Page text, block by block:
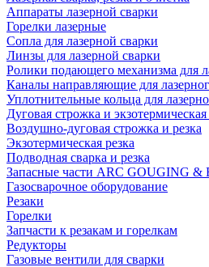
Аппараты лазерной сварки
Горелки лазерные
Сопла для лазерной сварки
Линзы для лазерной сварки
Ролики подающего механизма для
Каналы направляющие для
Уплотнительные кольца для
Дуговая строжка и экзотермическая
Воздушно-дуговая строжка и резка
Экзотермическая резка
Подводная сварка и резка
Запасные части ARC GOUGING
Газосварочное оборудование
Резаки
Горелки
Запчасти к резакам и горелкам
Редукторы
Газовые вентили для сварки